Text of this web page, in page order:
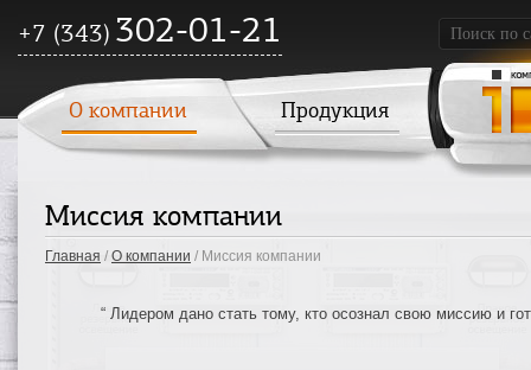
+7 (343) 302-01-21
О компании Продукция
Миссия компании
Главная / О компании / Миссия компании
“ Лидером дано стать тому, кто осознал свою миссию и